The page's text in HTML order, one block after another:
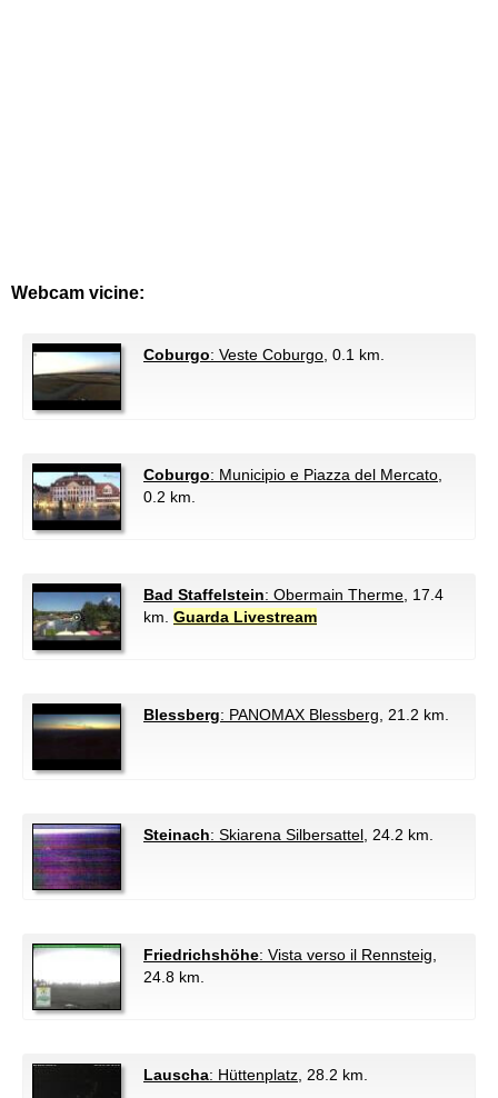
Webcam vicine:
Coburgo: Veste Coburgo , 0.1 km.
Coburgo: Municipio e Piazza del Mercato
0.2 km.
Bad Staffelstein: Obermain Therme , 17.4
km. Guarda Livestream
Blessberg: PANOMAX Blessberg , 21.2 km.
Steinach: Skiarena Silbersattel , 24.2 km.
Friedrichshöhe: Vista verso il Rennsteig
24.8 km.
Lauscha: Hüttenplatz , 28.2 km.